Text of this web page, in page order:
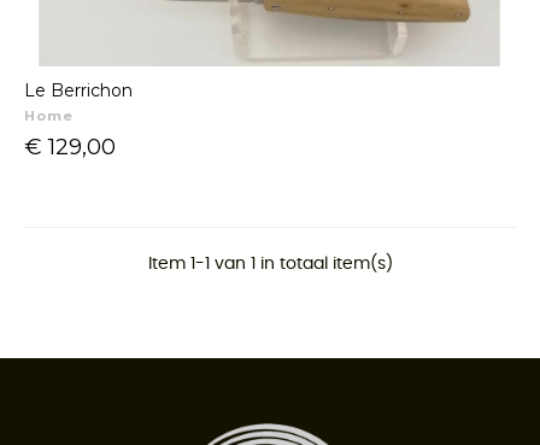
Le Berrichon
Home
Prijs
€ 129,00
Item 1-1 van 1 in totaal item(s)